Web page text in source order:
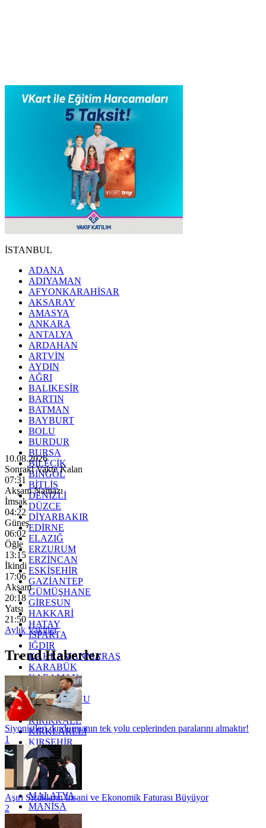
İSTANBUL
ADANA
ADIYAMAN
AFYONKARAHİSAR
AKSARAY
AMASYA
ANKARA
ANTALYA
ARDAHAN
ARTVİN
AYDIN
AĞRI
BALIKESİR
BARTIN
BATMAN
BAYBURT
BOLU
BURDUR
BURSA
BİLECİK
BİNGÖL
BİTLİS
DENİZLİ
DÜZCE
DİYARBAKIR
EDİRNE
ELAZIĞ
ERZURUM
ERZİNCAN
ESKİŞEHİR
GAZİANTEP
GÜMÜŞHANE
GİRESUN
HAKKARİ
HATAY
ISPARTA
IĞDIR
KAHRAMANMARAŞ
KARABÜK
KARAMAN
KARS
KASTAMONU
KAYSERİ
KIRIKKALE
KIRKLARELİ
KIRŞEHİR
KOCAELİ
KONYA
KÜTAHYA
KİLİS
MALATYA
MANİSA
MARDİN
10.08.2026
Sonraki Vakte Kalan
07:29
Akşam Namazı
İmsak
04:22
Güneş
06:02
Öğle
13:15
İkindi
17:06
Akşam
20:18
Yatsı
21:50
Aylık Vakitler
Trend Haberler
Siyonistleri durdurmanın tek yolu ceplerinden paralarını almaktır!
1
Aşırı Sıcakların İnsani ve Ekonomik Faturası Büyüyor
2